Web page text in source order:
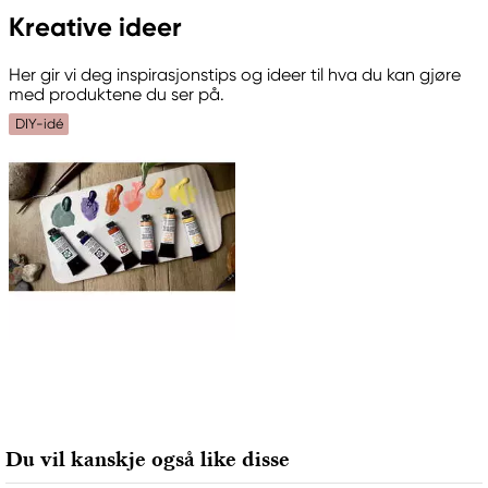
Kreative ideer
Her gir vi deg inspirasjonstips og ideer til hva du kan gjøre
med produktene du ser på.
DIY-idé
Du vil kanskje også like disse